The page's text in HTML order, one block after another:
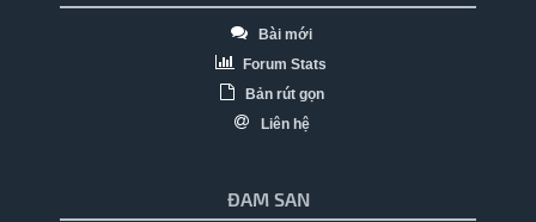
Bài mới
Forum Stats
Bản rút gọn
Liên hệ
ĐAM SAN